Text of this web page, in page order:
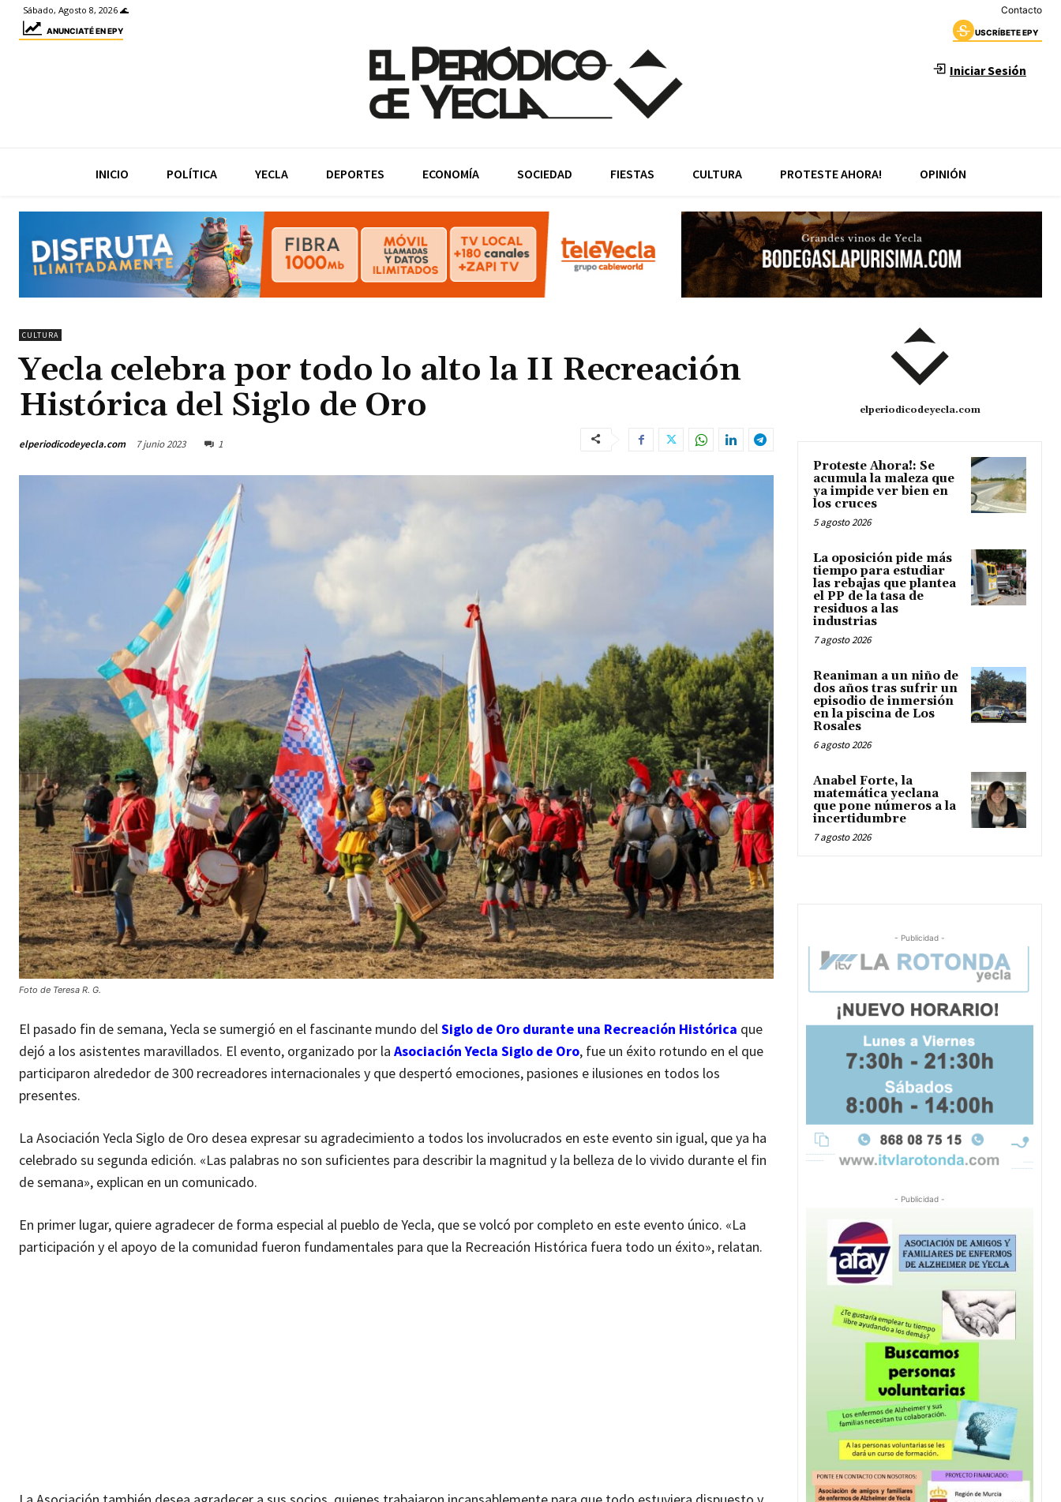
Sábado, Agosto 8, 2026 🌊 Contacto
ANUNCIATÉ EN EPY USCRÍBETE EPY
Iniciar Sesión
INICIO POLÍTICA YECLA DEPORTES ECONOMÍA SOCIEDAD FIESTAS CULTURA PROTESTE AHORA! OPINIÓN
CULTURA
Yecla celebra por todo lo alto la II Recreación
Histórica del Siglo de Oro
elperiodicodeyecla.com 7 junio 2023 1
Foto de Teresa R. G.
El pasado fin de semana, Yecla se sumergió en el fascinante mundo delSiglo de Oro durante una Recreación Histórica que
dejó a los asistentes maravillados. El evento, organizado por la Asociación Yecla Siglo de Oro, fue un éxito rotundo en el que
participaron alrededor de 300 recreadores internacionales y que despertó emociones, pasiones e ilusiones en todos los
presentes.
La Asociación Yecla Siglo de Oro desea expresar su agradecimiento a todos los involucrados en este evento sin igual, que ya ha
celebrado su segunda edición. «Las palabras no son suficientes para describir la magnitud y la belleza de lo vivido durante el fin
de semana», explican en un comunicado.
En primer lugar, quiere agradecer de forma especial al pueblo de Yecla, que se volcó por completo en este evento único. «La
participación y el apoyo de la comunidad fueron fundamentales para que la Recreación Histórica fuera todo un éxito», relatan.
elperiodicodeyecla.com
Proteste Ahora!: Se
acumula la maleza que
ya impide ver bien en
los cruces
5 agosto 2026
La oposición pide más
tiempo para estudiar
las rebajas que plantea
el PP de la tasa de
residuos a las
industrias
7 agosto 2026
Reaniman a un niño de
dos años tras sufrir un
episodio de inmersión
en la piscina de Los
Rosales
6 agosto 2026
Anabel Forte, la
matemática yeclana
que pone números a la
incertidumbre
7 agosto 2026
- Publicidad -
- Publicidad -